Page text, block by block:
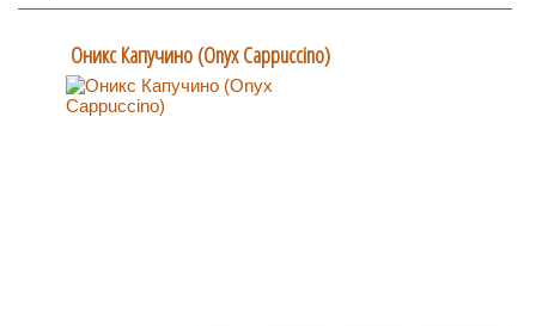
Оникс Капучино (Onyx Сappuccino)